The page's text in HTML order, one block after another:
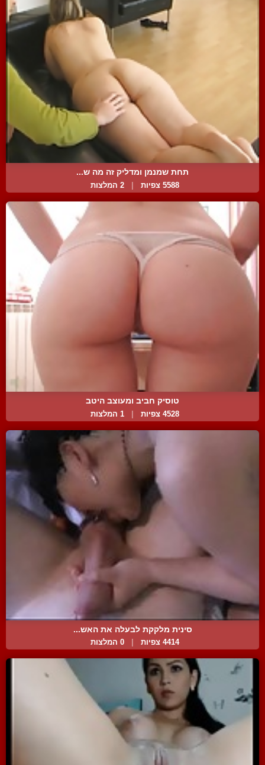
תחת שמנמן ומדליק זה מה ש...
5588 צפיות 2 המלצות
טוסיק חביב ומעוצב היטב
4528 צפיות | 1 המלצות
סינית מלקקת לבעלה את האש...
4414 צפיות 0 המלצות